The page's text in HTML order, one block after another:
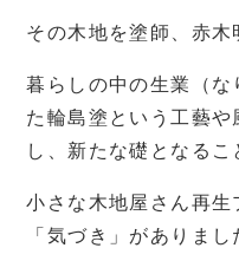
その木地を塗師、赤木
暮らしの中の生業（な
た輪島塗という工藝
し、新たな礎となるこ
小さな木地屋さん再
「気づき」がありまし